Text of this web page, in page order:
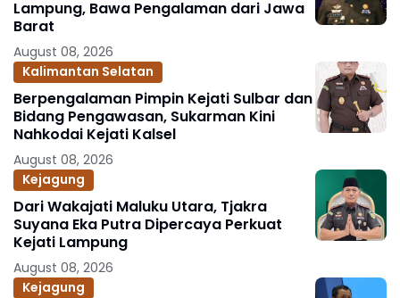
Lampung, Bawa Pengalaman dari Jawa
Barat
August 08, 2026
Kalimantan Selatan
Berpengalaman Pimpin Kejati Sulbar dan
Bidang Pengawasan, Sukarman Kini
Nahkodai Kejati Kalsel
August 08, 2026
Kejagung
Dari Wakajati Maluku Utara, Tjakra
Suyana Eka Putra Dipercaya Perkuat
Kejati Lampung
August 08, 2026
Kejagung